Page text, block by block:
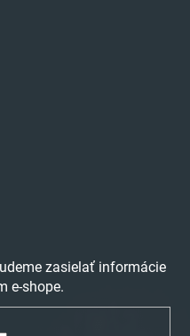
zasielať informácie
e-shope.